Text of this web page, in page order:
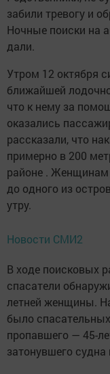
забили тревогу и
Ночные поиски на
дали.
Утром 12 октября
ближайшей
что к нему за
оказались
рассказали, что
примерно в 200
районе . Женщинам
до одного из
утру.
Новости СМИ2
В ходе поисковых
спасатели
летней женщины.
было
пропавшего — 45-
затонувшего